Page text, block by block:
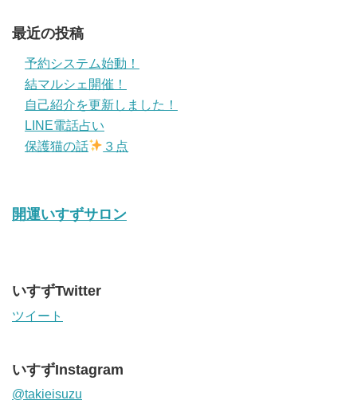
最近の投稿
予約システム始動！
結マルシェ開催！
自己紹介を更新しました！
LINE電話占い
保護猫の話
３点
開運いすずサロン
いすずTwitter
ツイート
いすずInstagram
@takieisuzu